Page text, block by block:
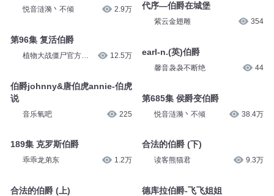
悦音涟漪丶不倾 2.9万
第96集 复活伯爵
植物大战僵尸官方频
12.5万
伯爵johnny&唐伯虎annie-伯虎
说
音乐氧吧 225
189集 克罗斯伯爵
乖乖龙弟东 1.2万
合法的伯爵 (上)
代序—伯爵在城堡
紫云金翅雕 354
earl-n.(英)伯爵
馨音袅袅不断绝 44
第685集 侯爵变伯爵
悦音涟漪丶不倾 38.4万
合法的伯爵 (下)
读客熊猫君 9.3万
德库拉伯爵-飞飞姐姐